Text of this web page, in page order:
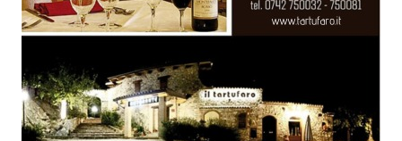
c
a
e
r
: